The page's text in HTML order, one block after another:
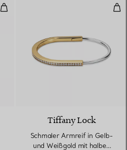
Kleines Wickelarmband in
Tiffany Lock
Schmaler Armreif in Gelb-
und Weißgold mit halben